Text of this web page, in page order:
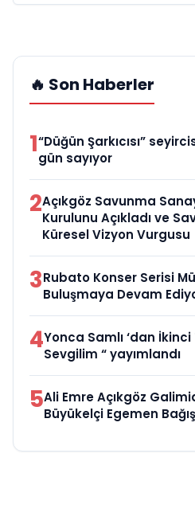
🔥 Son Haberler
1“Düğün Şarkıcısı”
gün sayıyor
2Açıkgöz Savunma
Kurulunu Açıkladı ve
Küresel Vizyon Vurgusu
3Rubato Konser Serisi
Buluşmaya Devam
4Yonca Samlı ‘dan
Sevgilim “ yayımlandı
5Ali Emre Açıkgöz
Büyükelçi Egemen